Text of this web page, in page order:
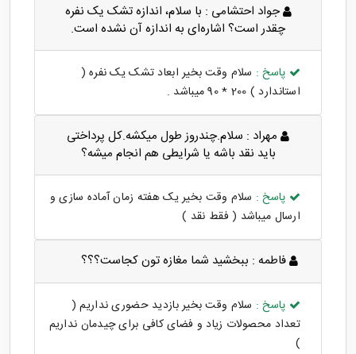
جواد احتشامی : با سلام، اندازه تشک یک نفره
چقدر است؟ اشاره‌ای به اندازه آن نشده است.
پاسخ : سلام وقت بخیر ابعاد تشک یک نفره (
استاندارد ) 200 * 90 میباشد .
مهراد : سلام.چندروز طول میکشه.کل پرداختی
باید نقد باشه یا شرایطی هم انجام میشه؟
پاسخ : سلام وقت بخیر یک هفته زمان آماده سازی و
ارسال میباشد ( فقط نقد )
فاطمه : ببخشید شما مغازه تون کجاست؟؟؟
پاسخ : سلام وقت بخیر بازدید حضوری نداریم (
تعداد محصولات زیاد و فضای کافی برای چیدمان نداریم
)